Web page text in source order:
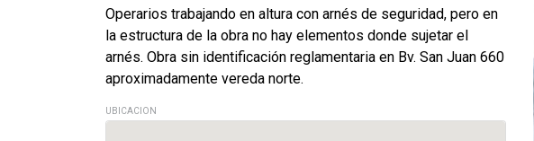
Operarios trabajando en altura con arnés de seguridad, pero en
la estructura de la obra no hay elementos donde sujetar el
arnés. Obra sin identificación reglamentaria en Bv. San Juan 660
aproximadamente vereda norte.
UBICACION